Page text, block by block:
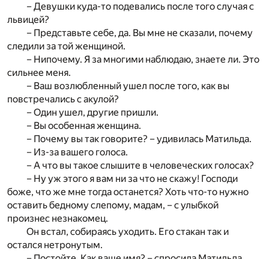
– Девушки куда-то подевались после того случая с
львицей?
– Представьте себе, да. Вы мне не сказали, почему
следили за той женщиной.
– Нипочему. Я за многими наблюдаю, знаете ли. Это
сильнее меня.
– Ваш возлюбленный ушел после того, как вы
повстречались с акулой?
– Один ушел, другие пришли.
– Вы особенная женщина.
– Почему вы так говорите? – удивилась Матильда.
– Из-за вашего голоса.
– А что вы такое слышите в человеческих голосах?
– Ну уж этого я вам ни за что не скажу! Господи
боже, что же мне тогда останется? Хоть что-то нужно
оставить бедному слепому, мадам, – с улыбкой
произнес незнакомец.
Он встал, собираясь уходить. Его стакан так и
остался нетронутым.